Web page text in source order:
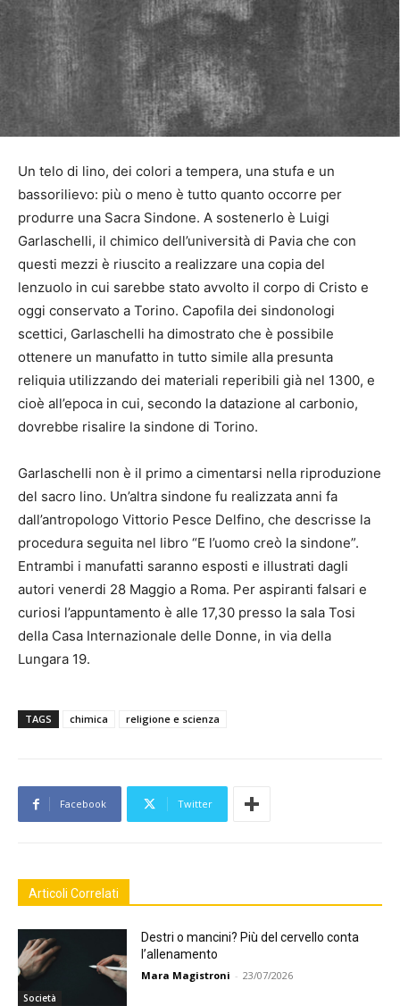
Un telo di lino, dei colori a tempera, una stufa e un
bassorilievo: più o meno è tutto quanto occorre per
produrre una Sacra Sindone. A sostenerlo è Luigi
Garlaschelli, il chimico dell’università di Pavia che con
questi mezzi è riuscito a realizzare una copia del
lenzuolo in cui sarebbe stato avvolto il corpo di Cristo e
oggi conservato a Torino. Capofila dei sindonologi
scettici, Garlaschelli ha dimostrato che è possibile
ottenere un manufatto in tutto simile alla presunta
reliquia utilizzando dei materiali reperibili già nel 1300, e
cioè all’epoca in cui, secondo la datazione al carbonio,
dovrebbe risalire la sindone di Torino.
Garlaschelli non è il primo a cimentarsi nella riproduzione
del sacro lino. Un’altra sindone fu realizzata anni fa
dall’antropologo Vittorio Pesce Delfino, che descrisse la
procedura seguita nel libro “E l’uomo creò la sindone”.
Entrambi i manufatti saranno esposti e illustrati dagli
autori venerdi 28 Maggio a Roma. Per aspiranti falsari e
curiosi l’appuntamento è alle 17,30 presso la sala Tosi
della Casa Internazionale delle Donne, in via della
Lungara 19.
TAGS chimica religione e scienza
Facebook Twitter
Articoli Correlati
Società
Destri o mancini? Più del cervello conta
l’allenamento
Mara Magistroni - 23/07/2026